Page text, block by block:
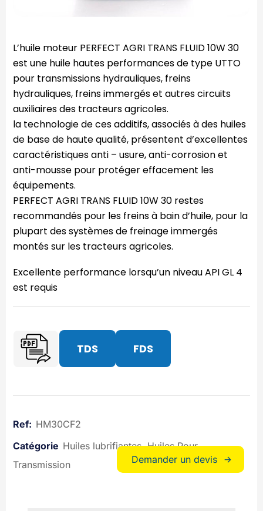
L’huile moteur PERFECT AGRI TRANS FLUID 10W 30
est une huile hautes performances de type UTTO
pour transmissions hydrauliques, freins
hydrauliques, freins immergés et autres circuits
auxiliaires des tracteurs agricoles.
la technologie de ces additifs, associés à des huiles
de base de haute qualité, présentent d’excellentes
caractéristiques anti – usure, anti-corrosion et
anti-mousse pour protéger effacement les
équipements.
PERFECT AGRI TRANS FLUID 10W 30 restes
recommandés pour les freins à bain d’huile, pour la
plupart des systèmes de freinage immergés
montés sur les tracteurs agricoles.
Excellente performance lorsqu’un niveau API GL 4
est requis
TDS FDS
HM30CF2
Huiles lubrifiantes Huiles Pour
Transmission
Demander un devis